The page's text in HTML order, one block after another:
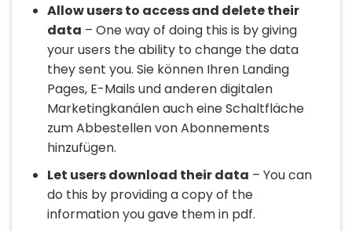
Allow users to access and delete their
data – One way of doing this is by giving
your users the ability to change the data
they sent you. Sie können Ihren Landing
Pages, E-Mails und anderen digitalen
Marketingkanälen auch eine Schaltfläche
zum Abbestellen von Abonnements
hinzufügen.
Let users download their data – You can
do this by providing a copy of the
information you gave them in pdf.